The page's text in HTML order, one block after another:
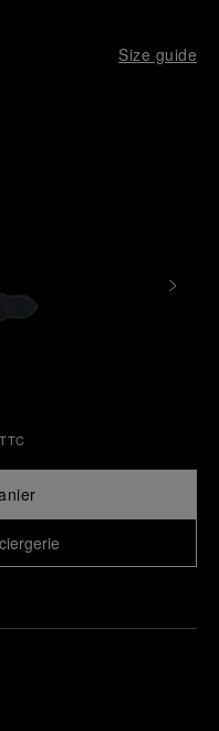
Size guide
TTC